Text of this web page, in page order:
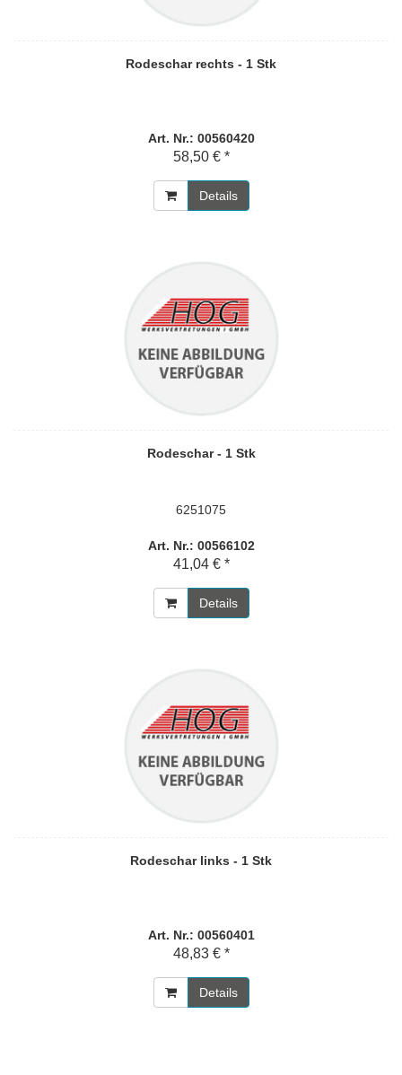
Rodeschar rechts - 1 Stk
Art. Nr.: 00560420
58,50 € *
Details
Rodeschar - 1 Stk
6251075
Art. Nr.: 00566102
41,04 € *
Details
Rodeschar links - 1 Stk
Art. Nr.: 00560401
48,83 € *
Details